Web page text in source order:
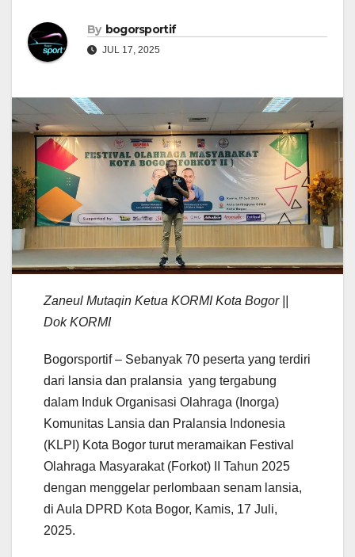
By bogorsportif
JUL 17, 2025
Zaneul Mutaqin Ketua KORMI Kota Bogor ||
Dok KORMI
Bogorsportif – Sebanyak 70 peserta yang terdiri
dari lansia dan pralansia yang tergabung
dalam Induk Organisasi Olahraga (Inorga)
Komunitas Lansia dan Pralansia Indonesia
(KLPI) Kota Bogor turut meramaikan Festival
Olahraga Masyarakat (Forkot) II Tahun 2025
dengan menggelar perlombaan senam lansia,
di Aula DPRD Kota Bogor, Kamis, 17 Juli,
2025.